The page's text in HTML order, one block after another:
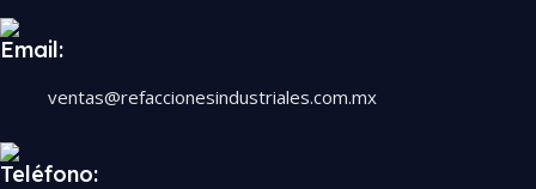
Email:
ventas@refaccionesindustriales.com.mx
Teléfono: